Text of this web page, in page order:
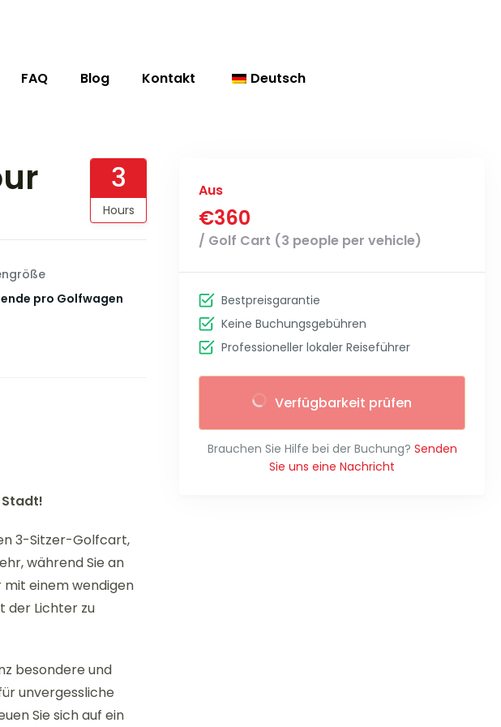
FAQ Blog Kontakt Deutsch
3
Hours
pro Golfwagen
3-Sitzer-Golfcart,
während Sie an
einem wendigen
der Lichter zu
besondere und
unvergessliche
Sie sich auf ein
Aus
€360
/ Golf Cart (3 people per vehicle)
Bestpreisgarantie
Keine Buchungsgebühren
Professioneller lokaler Reiseführer
Verfügbarkeit prüfen
Brauchen Sie Hilfe bei der Buchung? Senden
Sie uns eine Nachricht